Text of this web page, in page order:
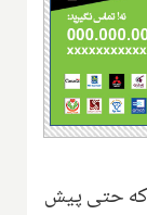
که حتی پیش